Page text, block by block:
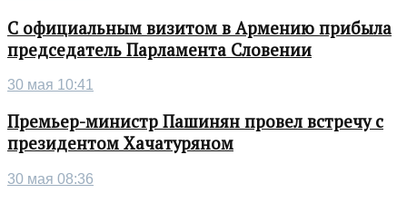
С официальным визитом в Армению прибыла
председатель Парламента Словении
30 мая 10:41
Премьер-министр Пашинян провел встречу с
президентом Хачатуряном
30 мая 08:36